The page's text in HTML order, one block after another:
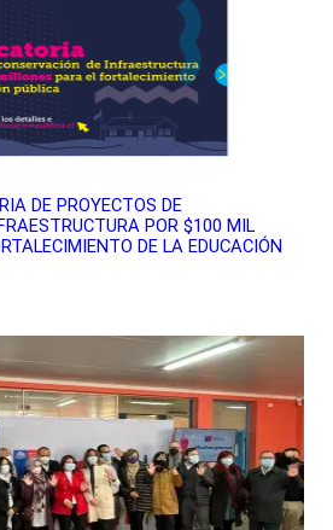
DE PROYECTOS DE
POR $100 MIL
DE LA EDUCACIÓN